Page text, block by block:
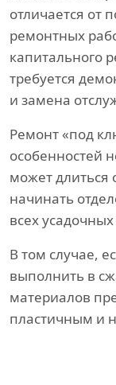
отличается от
ремонтных
капитального
требуется
и замена
Ремонт «под
особенностей
может длиться
начинать
всех
В том случае,
выполнить в
материалов
пластичным и